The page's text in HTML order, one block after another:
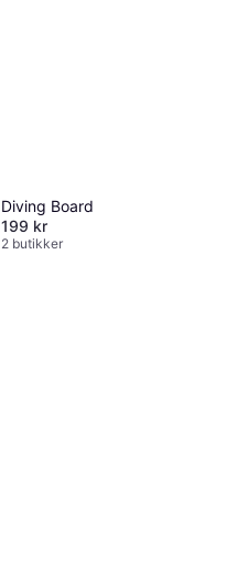
Diving Board
199 kr
2 butikker